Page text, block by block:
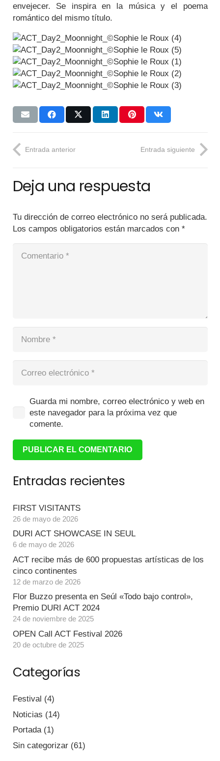
envejecer. Se inspira en la música y el poema
romántico del mismo título.
Entrada anterior Entrada siguiente
Deja una respuesta
Tu dirección de correo electrónico no será publicada.
Los campos obligatorios están marcados con *
Guarda mi nombre, correo electrónico y web en
este navegador para la próxima vez que
comente.
PUBLICAR EL COMENTARIO
Entradas recientes
FIRST VISITANTS
26 de mayo de 2026
DURI ACT SHOWCASE IN SEUL
6 de mayo de 2026
ACT recibe más de 600 propuestas artísticas de los
cinco continentes
12 de marzo de 2026
Flor Buzzo presenta en Seúl «Todo bajo control»,
Premio DURI ACT 2024
24 de noviembre de 2025
OPEN Call ACT Festival 2026
20 de octubre de 2025
Categorías
Festival (4)
Noticias (14)
Portada(1)
Sin categorizar(61)